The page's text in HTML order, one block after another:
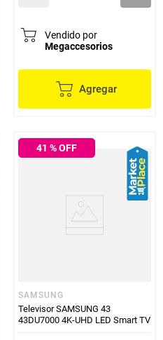
Vendido por
Megaccesorios
Agregar
41 % OFF
SAMSUNG
Televisor SAMSUNG 43
43DU7000 4K-UHD LED Smart TV